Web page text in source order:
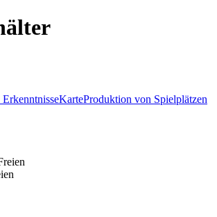
ErkenntnisseKarteProduktion von Spielplätzen